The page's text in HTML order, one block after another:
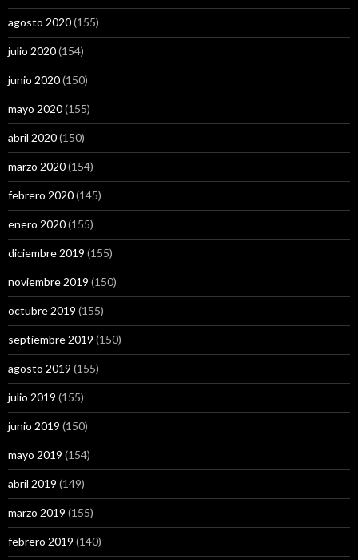
agosto 2020(155)
julio 2020(154)
junio 2020(150)
mayo 2020(155)
abril 2020(150)
marzo 2020(154)
febrero 2020(145)
enero 2020(155)
diciembre 2019 (155)
noviembre 2019 (150)
octubre 2019 (155)
septiembre 2019 (150)
agosto 2019 (155)
julio 2019 (155)
junio 2019 (150)
mayo 2019 (154)
abril 2019 (149)
marzo 2019 (155)
febrero 2019 (140)